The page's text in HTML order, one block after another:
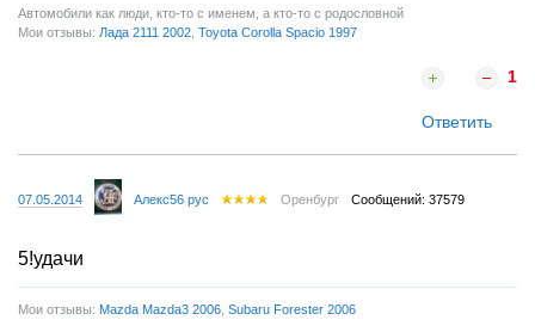
Автомобили как люди, кто-то с именем, а кто-то с родословной
Мои отзывы: Лада 2111 2002 Toyota Corolla Spacio 1997
1
Ответить
07.05.2014 Алекс56 рус Оренбург Сообщений: 37579
5!удачи
Мои отзывы: Mazda Mazda3 2006 Subaru Forester 2006